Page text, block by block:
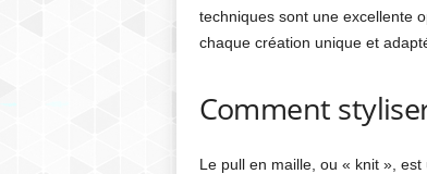
techniques sont une excellente
chaque création unique et
Comment
Le pull en maille, ou « knit »,